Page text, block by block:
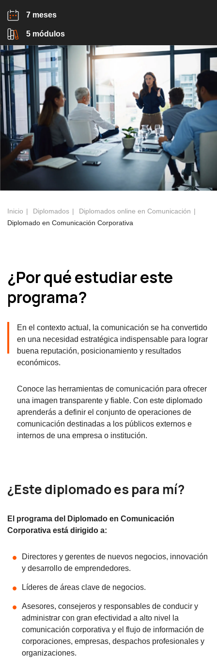
7 meses
5 módulos
Inicio Diplomados
Diplomados online en Comunicación
Diplomado en Comunicación Corporativa
¿Por qué estudiar este
programa?
En el contexto actual, la comunicación se ha convertido
en una necesidad estratégica indispensable para lograr
buena reputación, posicionamiento y resultados
económicos.
Conoce las herramientas de comunicación para ofrecer
una imagen transparente y fiable. Con este diplomado
aprenderás a definir el conjunto de operaciones de
comunicación destinadas a los públicos externos e
internos de una empresa o institución.
¿Este diplomado es para mí?
El programa del Diplomado en Comunicación
Corporativa está dirigido a:
Directores y gerentes de nuevos negocios, innovación
y desarrollo de emprendedores.
Líderes de áreas clave de negocios.
Asesores, consejeros y responsables de conducir y
administrar con gran efectividad a alto nivel la
comunicación corporativa y el flujo de información de
corporaciones, empresas, despachos profesionales y
organizaciones.